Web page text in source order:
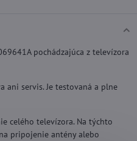
pochádzajúca z televízora
ani servis. Je testovaná a plne
celého televízora. Na týchto
pripojenie antény alebo